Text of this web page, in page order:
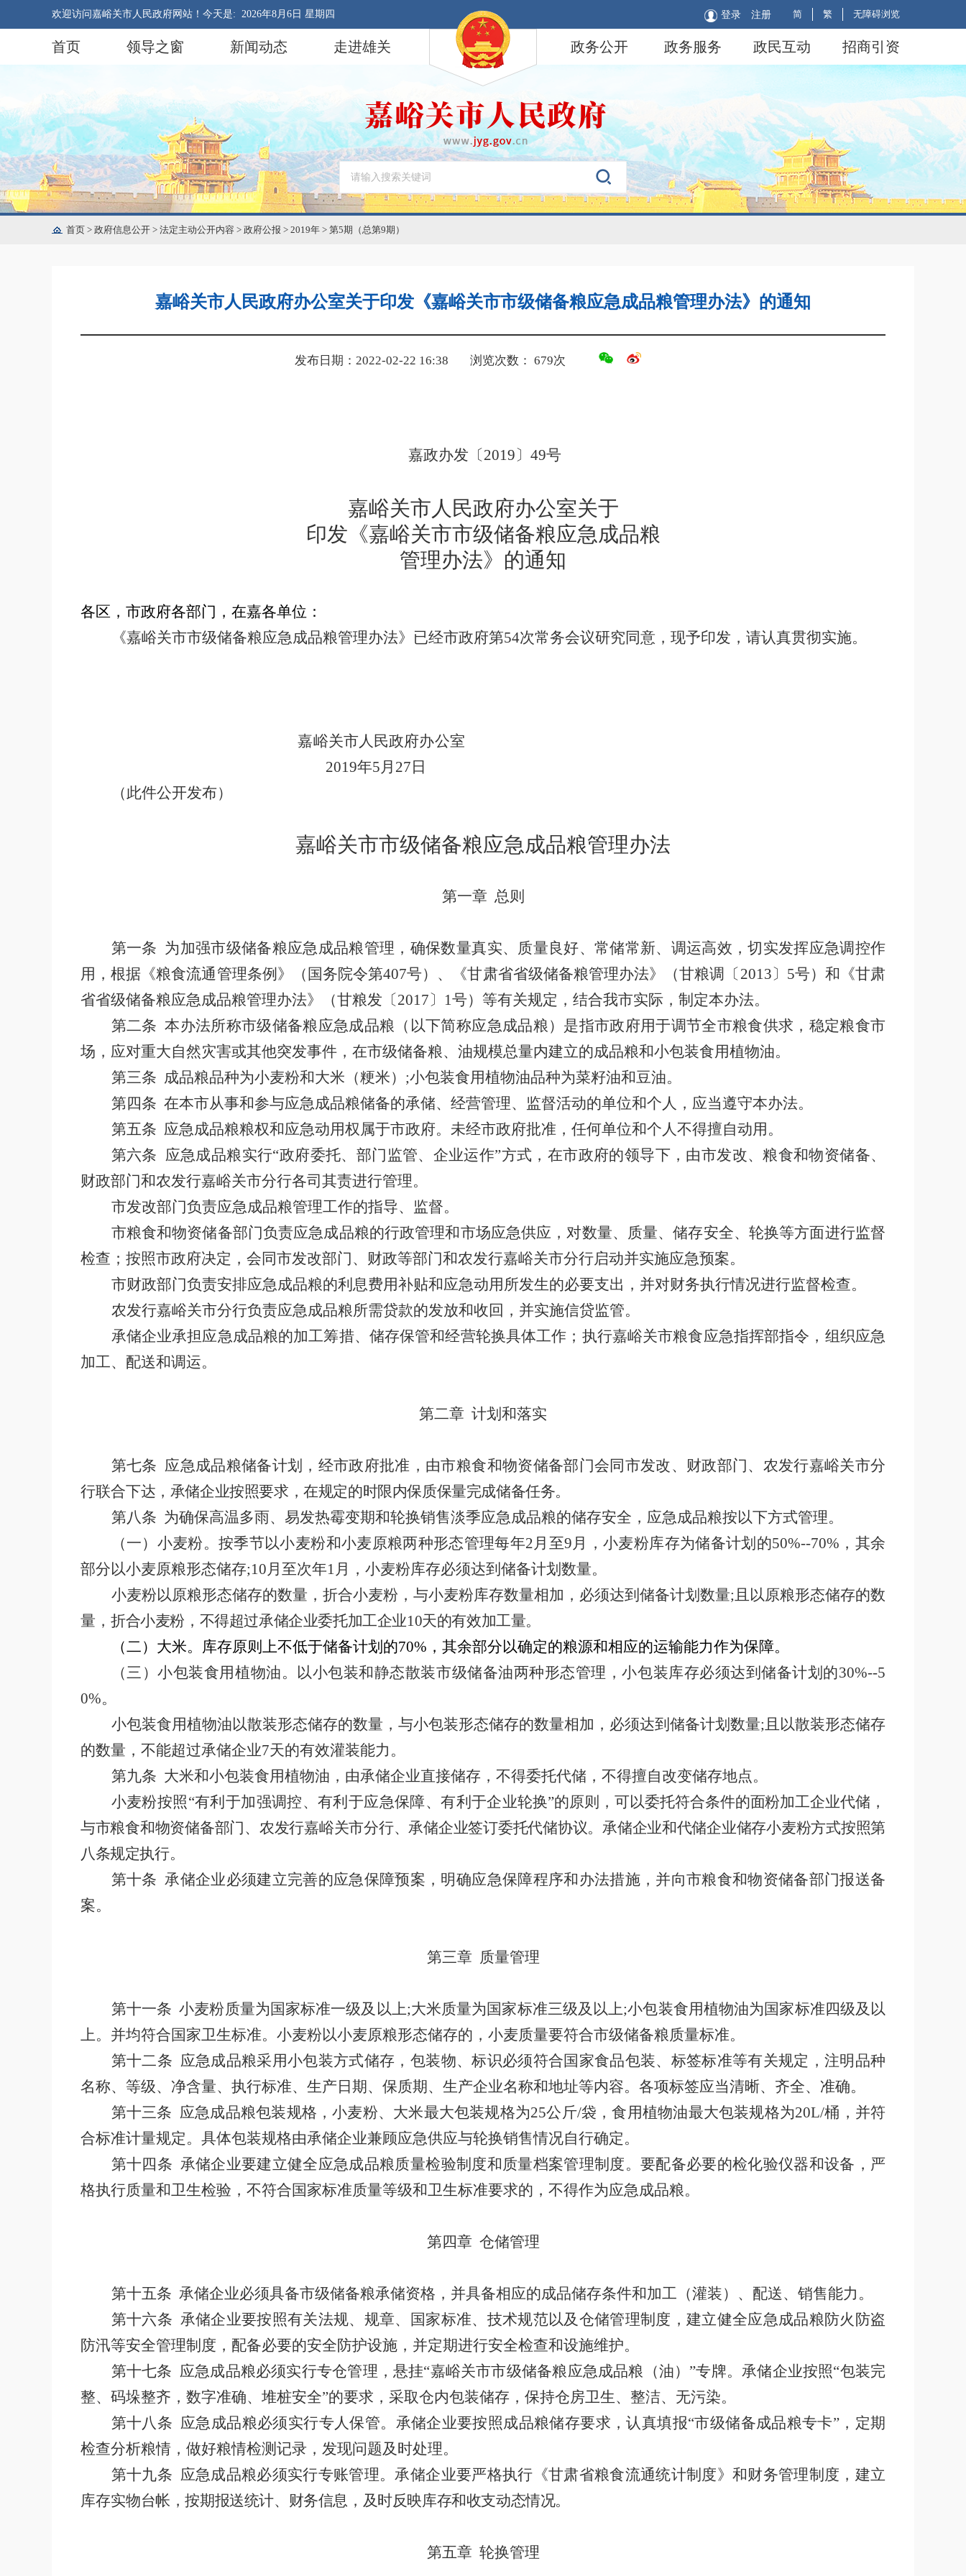
欢迎访问嘉峪关市人民政府网站！今天是: 2026年8月6日 星期四 简 繁 无障碍浏览
登录 注册
首页 领导之窗 新闻动态 走进雄关 政务公开 政务服务 政民互动 招商引资
首页 > 政府信息公开 > 法定主动公开内容 > 政府公报 > 2019年 > 第5期（总第9期）
嘉峪关市人民政府办公室关于印发《嘉峪关市市级储备粮应急成品粮管理办法》的通知
发布日期：2022-02-22 16:38 浏览次数： 679次
嘉政办发〔2019〕 49号
嘉峪关市人民政府办公室关于
印发《嘉峪关市市级储备粮应急成品粮
管理办法》的通知
各区，市政府各部门，在嘉各单位：
《嘉峪关市市级储备粮应急成品粮管理办法》已经市政府第54次常务会议研究同意，现予印发，请认真贯彻实施。
嘉峪关市人民政府办公室
2019年5月 27 日
（此件公开发布）
嘉峪关市市级储备粮应急成品粮管理办法
第一章 总则
第一条 为加强市级储备粮应急成品粮管理，确保数量真实、质量良好、常储常新、调运高效，切实发挥应急调控作
用，根据《粮食流通管理条例》（国务院令第407号）、《甘肃省省级储备粮管理办法》（甘粮调〔 2013〕 5号）和《甘肃
省省级储备粮应急成品粮管理办法》（甘粮发 〔2017〕 1号）等有关规定，结合我市实际，制定本办法。
第二条 本办法所称市级储备粮应急成品粮（以下简称应急成品粮）是指市政府用于调节全市粮食供求，稳定粮食市
场，应对重大自然灾害或其他突发事件，在市级储备粮、油规模总量内建立的成品粮和小包装食用植物油。
第三条 成品粮品种为小麦粉和大米（粳米） ;小包装食用植物油品种为菜籽油和豆油。
第四条 在本市从事和参与应急成品粮储备的承储、经营管理、监督活动的单位和个人，应当遵守本办法。
第五条 应急成品粮粮权和应急动用权属于市政府。未经市政府批准，任何单位和个人不得擅自动用。
第六条 应急成品粮实行“政府委托、部门监管、企业运作”方式，在市政府的领导下，由市发改、粮食和物资储备、
财政部门和农发行嘉峪关市分行各司其责进行管理。
市发改部门负责应急成品粮管理工作的指导、监督。
市粮食和物资储备部门负责应急成品粮的行政管理和市场应急供应，对数量、质量、储存安全、轮换等方面进行监督
检查；按照市政府决定，会同市发改部门、财政等部门和农发行嘉峪关市分行启动并实施应急预案。
市财政部门负责安排应急成品粮的利息费用补贴和应急动用所发生的必要支出，并对财务执行情况进行监督检查。
农发行嘉峪关市分行负责应急成品粮所需贷款的发放和收回，并实施信贷监管。
承储企业承担应急成品粮的加工筹措、储存保管和经营轮换具体工作；执行嘉峪关市粮食应急指挥部指令，组织应急
加工、配送和调运。
第二章 计划和落实
第七条 应急成品粮储备计划，经市政府批准，由市粮食和物资储备部门会同市发改、财政部门、农发行嘉峪关市分
行联合下达，承储企业按照要求，在规定的时限内保质保量完成储备任务。
第八条 为确保高温多雨、易发热霉变期和轮换销售淡季应急成品粮的储存安全，应急成品粮按以下方式管理。
（一）小麦粉。按季节以小麦粉和小麦原粮两种形态管理每年2月至9月，小麦粉库存为储备计划的50%--70% ，其余
部分以小麦原粮形态储存;10月至次年1月，小麦粉库存必须达到储备计划数量。
小麦粉以原粮形态储存的数量，折合小麦粉，与小麦粉库存数量相加，必须达到储备计划数量; 且以原粮形态储存的数
量， 折合小麦粉，不得超过承储企业委托加工企业10天的有效加工量。
（二）大米。库存原则上不低于储备计划的70% ，其余部分以确定的粮源和相应的运输能力作为保障。
（三）小包装食用植物油。以小包装和静态散装市级储备油两种形态管理，小包装库存必须达到储备计划的30%--5
0%。
小包装食用植物油以散装形态储存的数量，与小包装形态储存的数量相加，必须达到储备计划数量; 且以散装形态储存
的数量，不能超过承储企业7天的有效灌装能力。
第九条 大米和小包装食用植物油，由承储企业直接储存，不得委托代储，不得擅自改变储存地点。
小麦粉按照“有利于加强调控、有利于应急保障、有利于企业轮换”的原则，可以委托符合条件的面粉加工企业代储，
与市粮食和物资储备部门、农发行嘉峪关市分行、承储企业签订委托代储协议。承储企业和代储企业储存小麦粉方式按照第
八条规定执行。
第十条 承储企业必须建立完善的应急保障预案，明确应急保障程序和办法措施，并向市粮食和物资储备部门报送备
案。
第三章 质量管理
第十一条 小麦粉质量为国家标准一级及以上;大米质量为国家标准三级及以上;小包装食用植物油为国家标准四级及以
上。并均符合国家卫生标准。小麦粉以小麦原粮形态储存的，小麦质量要符合市级储备粮质量标准。
第十二条 应急成品粮采用小包装方式储存，包装物、标识必须符合国家食品包装、标签标准等有关规定，注明品种
名称、等级、净含量、执行标准、生产日期、保质期、生产企业名称和地址等内容。各项标签应当清晰、齐全、准确。
第十三条 应急成品粮包装规格，小麦粉、大米最大包装规格为25公斤/袋，食用植物油最大包装规格为20L/桶，并符
合标准计量规定。具体包装规格由承储企业兼顾应急供应与轮换销售情况自行确定。
第十四条 承储企业要建立健全应急成品粮质量检验制度和质量档案管理制度。要配备必要的检化验仪器和设备，严
格执行质量和卫生检验，不符合国家标准质量等级和卫生标准要求的，不得作为应急成品粮。
第四章 仓储管理
第十五条 承储企业必须具备市级储备粮承储资格，并具备相应的成品储存条件和加工（灌装）、配送、销售能力。
第十六条 承储企业要按照有关法规、规章、国家标准、技术规范以及仓储管理制度，建立健全应急成品粮防火防盗
防汛等安全管理制度，配备必要的安全防护设施，并定期进行安全检查和设施维护。
第十七条 应急成品粮必须实行专仓管理，悬挂“嘉峪关市市级储备粮应急成品粮（油）”专牌。承储企业按照“包装完
整、码垛整齐，数字准确、堆桩安全”的要求，采取仓内包装储存，保持仓房卫生、整洁、无污染。
第十八条 应急成品粮必须实行专人保管。承储企业要按照成品粮储存要求，认真填报“市级储备成品粮专卡”，定期
检查分析粮情，做好粮情检测记录，发现问题及时处理。
第十九条 应急成品粮必须实行专账管理。承储企业要严格执行《甘肃省粮食流通统计制度》和财务管理制度，建立
库存实物台帐，按期报送统计、财务信息，及时反映库存和收支动态情况。
第五章 轮换管理